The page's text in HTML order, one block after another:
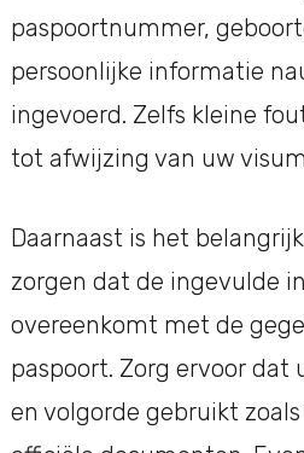
paspoortnummer,
persoonlijke informatie
ingevoerd. Zelfs kleine
tot afwijzing van uw
Daarnaast is het
zorgen dat de ingevulde
overeenkomt met de
paspoort. Zorg ervoor dat
en volgorde gebruikt